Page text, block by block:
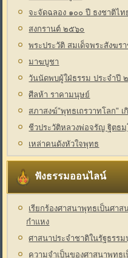
จะจัดฉลอง ๑๐๐ ปี ธงชาติไท
สงกรานต์ ๒๕๖๐
พระประวัติ สมเด็จพระสังฆ
มาฆบูชา
วันนัดพบผู้ใฝ่ธรรม ประจำปี
ศีลห้า ราคามนุษย์
สภาสงฆ์"พุทธเถรวาทโลก" เ
ชีวประวัติหลวงพ่อจรัญ ฐิตธมฺ
เหล่าคนดังหัวใจพุทธ
ฟังธรรมออนไลน์
เรียกร้องศาสนาพุทธเป็นศา
กำแหง
ศาสนาประจำชาติในรัฐธร
ความจำเป็นของศาสนาพุทธ